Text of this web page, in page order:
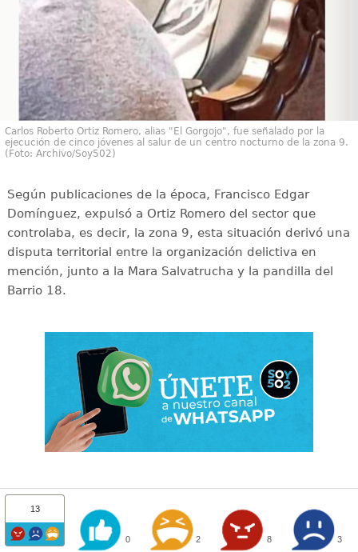
Carlos Roberto Ortiz Romero, alias "El Gorgojo", fue señalado por la
ejecución de cinco jóvenes al salur de un centro nocturno de la zona 9.
(Foto: Archivo/Soy502)
Según publicaciones de la época, Francisco Edgar
Domínguez, expulsó a Ortiz Romero del sector que
controlaba, es decir, la zona 9, esta situación derivó una
disputa territorial entre la organización delictiva en
mención, junto a la Mara Salvatrucha y la pandilla del
Barrio 18.
13
0 2 8 3